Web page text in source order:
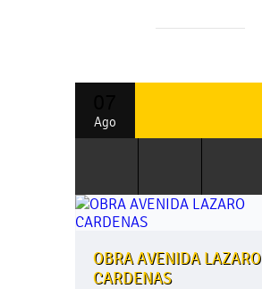
Ago
OBRA AVENIDA LAZARO
CARDENAS